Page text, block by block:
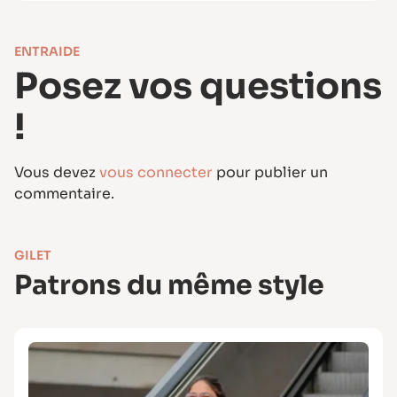
ENTRAIDE
Posez vos questions
!
Vous devezvous connecter pour publier un
commentaire.
GILET
Patrons du même style